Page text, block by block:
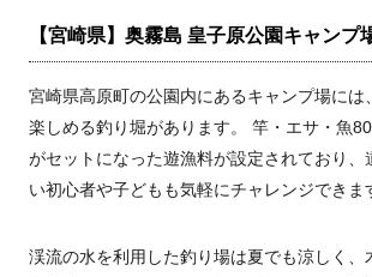
【宮崎県】奥霧島 皇子原公園キャンプ
宮崎県高原町の公園内にあるキャンプ場には
楽しめる釣り堀があります。 竿・エサ・魚
がセットになった遊漁料が設定されており、
い初心者や子どもも気軽にチャレンジできま
渓流の水を利用した釣り場は夏でも涼しく、